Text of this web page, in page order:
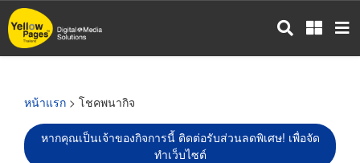
ข้าม
ไป
หน้าแรก > โชคพนากิจ
หากคุณเป็นเจ้าของกิจการนี้ ติดต่อรับส่วนลดพิเศษ! เพื่อจัด
ทำเว็บไซต์